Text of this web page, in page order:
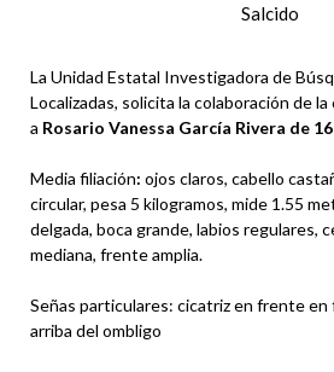
Salcido
La Unidad Estatal Investigadora de
Localizadas, solicita la colaboración de
a Rosario Vanessa García Rivera de
Media filiación: ojos claros, cabello
circular, pesa 5 kilogramos, mide 1.55
delgada, boca grande, labios regulares,
mediana, frente amplia.
Señas particulares: cicatriz en frente en
arriba del ombligo